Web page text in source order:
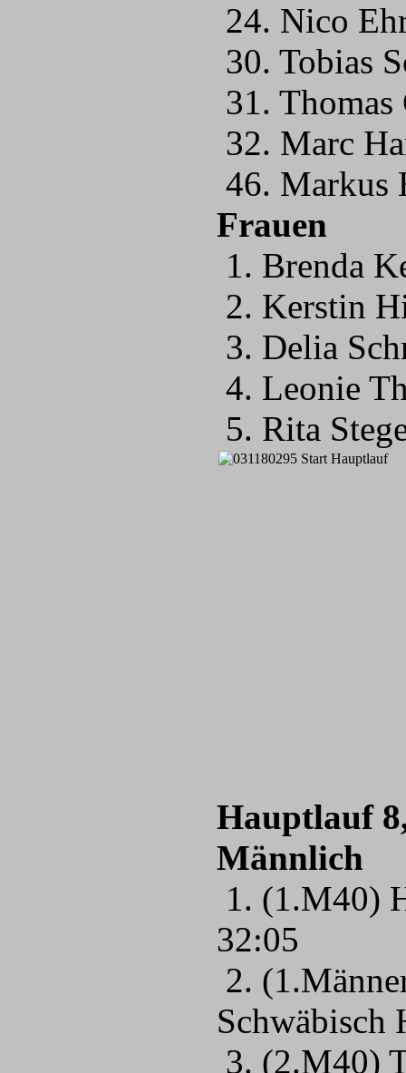
24. Nico
30. Tobias
31.
32. Marc
46. Markus
Frauen
1. Brenda
2. Kerstin
3. Delia
4. Leonie
5. Rita
Hauptlauf
Männlich
1. (1.M40)
32:05
2.
3. (2.M40)